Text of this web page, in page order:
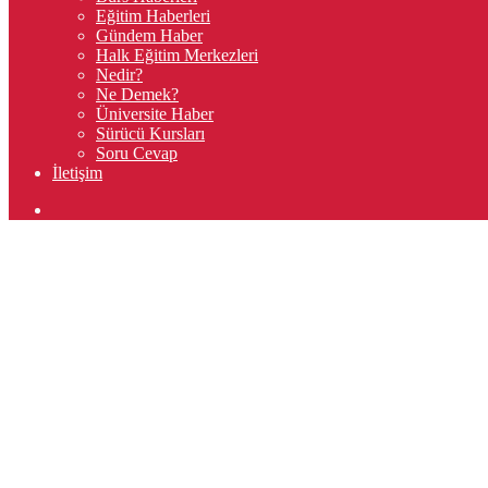
Eğitim Haberleri
Gündem Haber
Halk Eğitim Merkezleri
Nedir?
Ne Demek?
Üniversite Haber
Sürücü Kursları
Soru Cevap
İletişim